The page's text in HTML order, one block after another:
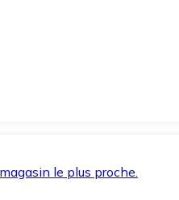
le plus proche.